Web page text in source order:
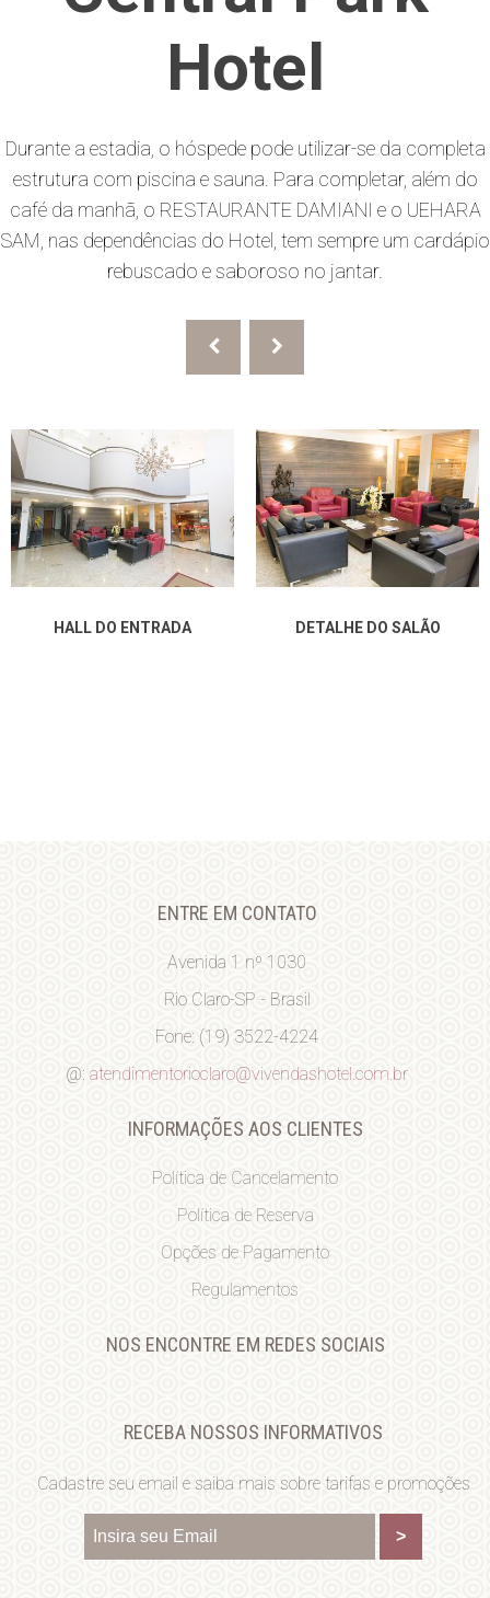
Hotel
Durante a estadia, o hóspede pode utilizar-se da completa
estrutura com piscina e sauna. Para completar, além do
café da manhã, o RESTAURANTE DAMIANI e o UEHARA
SAM, nas dependências do Hotel, tem sempre um cardápio
rebuscado e saboroso no jantar.
HALL DO ENTRADA DETALHE DO SALÃO
ENTRE EM CONTATO
Avenida 1 nº 1030
Rio Claro-SP - Brasil
Fone: (19) 3522-4224
@: atendimentorioclaro@vivendashotel.com.br
INFORMAÇÕES AOS CLIENTES
Política de Cancelamento
Política de Reserva
Opções de Pagamento
Regulamentos
NOS ENCONTRE EM REDES SOCIAIS
RECEBA NOSSOS INFORMATIVOS
Cadastre seu email e saiba mais sobre tarifas e promoções